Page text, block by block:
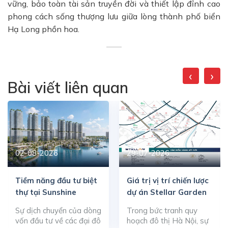
vững, bảo toàn tài sản truyền đời và thiết lập đỉnh cao
phong cách sống thượng lưu giữa lòng thành phố biển
Hạ Long phồn hoa.
Bài viết liên quan
02-08-2026
Tiềm năng đầu tư biệt
thự tại Sunshine
Sự dịch chuyển của dòng
vốn đầu tư về các đại đô
29-07-2026
Giá trị vị trí chiến lược
dự án Stellar Garden
Trong bức tranh quy
hoạch đô thị Hà Nội, sự
‹ ›